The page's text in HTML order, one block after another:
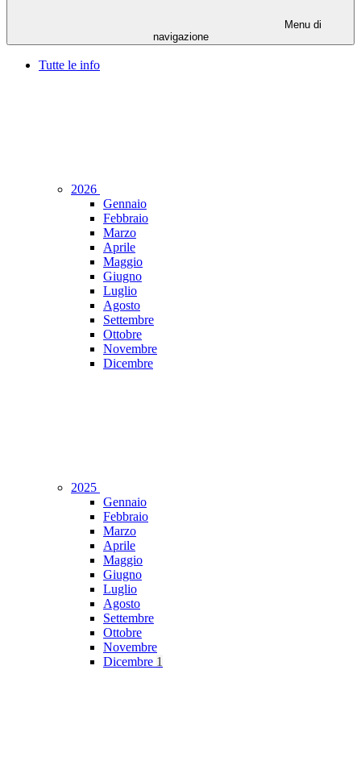
Menu di
navigazione
Tutte le info
2026
Gennaio
Febbraio
Marzo
Aprile
Maggio
Giugno
Luglio
Agosto
Settembre
Ottobre
Novembre
Dicembre
2025
Gennaio
Febbraio
Marzo
Aprile
Maggio
Giugno
Luglio
Agosto
Settembre
Ottobre
Novembre
Dicembre 1